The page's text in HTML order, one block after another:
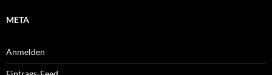
META
Anmelden